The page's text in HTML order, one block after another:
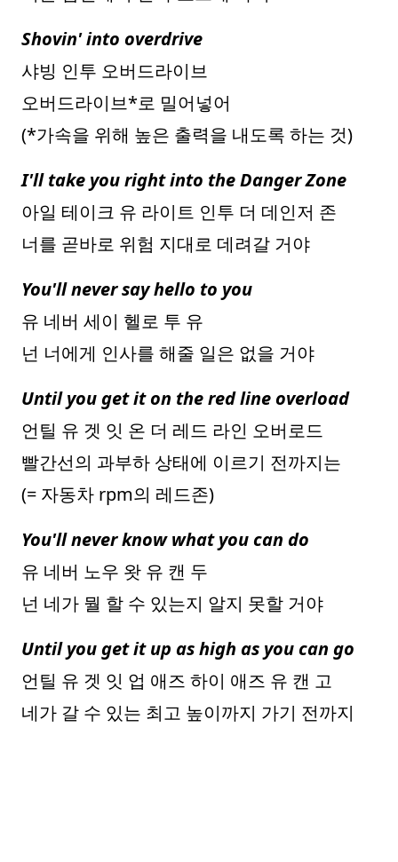
Shovin' into overdrive
샤빙 인투 오버드라이브
오버드라이브*로 밀어넣어
(*가속을 위해 높은 출력을 내도록 하는 것)
I'll take you right into the Danger Zone
아일 테이크 유 라이트 인투 더 데인저 존
너를 곧바로 위험 지대로 데려갈 거야
You'll never say hello to you
유 네버 세이 헬로 투 유
넌 너에게 인사를 해줄 일은 없을 거야
Until you get it on the red line overload
언틸 유 겟 잇 온 더 레드 라인 오버로드
빨간선의 과부하 상태에 이르기 전까지는
(= 자동차 rpm의 레드존)
You'll never know what you can do
유 네버 노우 왓 유 캔 두
넌 네가 뭘 할 수 있는지 알지 못할 거야
Until you get it up as high as you can go
언틸 유 겟 잇 업 애즈 하이 애즈 유 캔 고
네가 갈 수 있는 최고 높이까지 가기 전까지